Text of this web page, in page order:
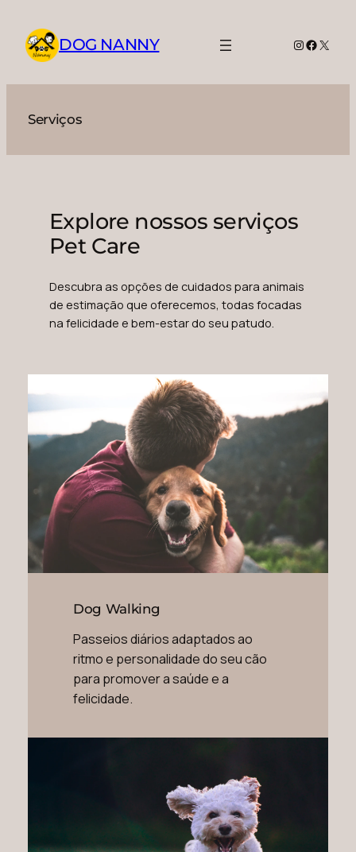
DOG NANNY
Serviços
Explore nossos serviços
Pet Care
Descubra as opções de cuidados para animais
de estimação que oferecemos, todas focadas
na felicidade e bem-estar do seu patudo.
Dog Walking
Passeios diários adaptados ao
ritmo e personalidade do seu cão
para promover a saúde e a
felicidade.